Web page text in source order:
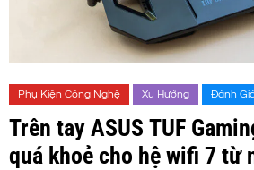
Phụ Kiện Công Nghệ Xu Hướng Đánh
Trên tay ASUS TUF
quá khoẻ cho hệ wifi 7 từ